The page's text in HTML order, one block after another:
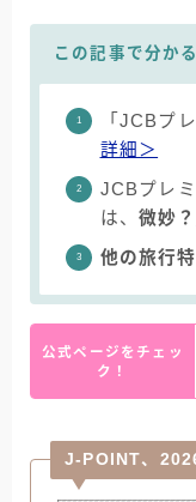
この記事で分か
「JCBプ
詳細＞
JCBプレ
は、 微妙？
他の旅行
公式ページをチェッ
ク！
J-POINT、